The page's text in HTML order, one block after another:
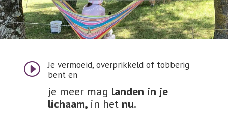
I
Je vermoeid, overprikkeld of tobberig
bent en
je meer mag landen in je
lichaam, in hetnu.